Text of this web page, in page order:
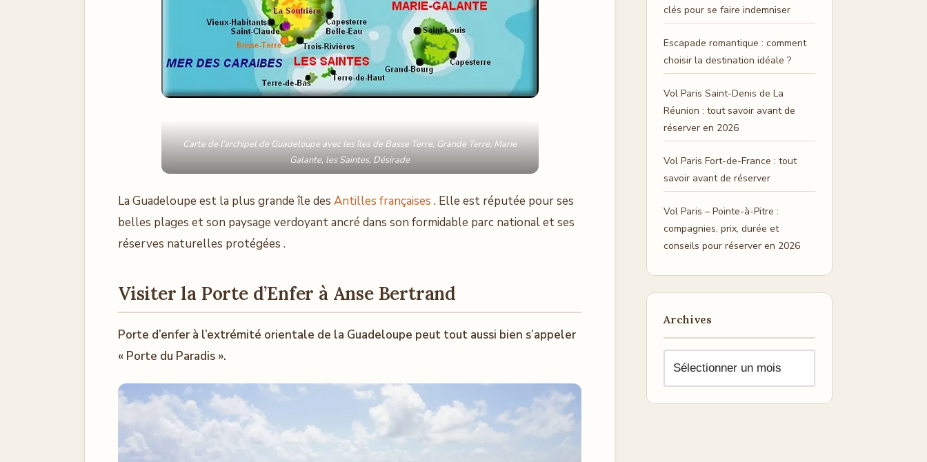
Carte de l’archipel de Guadeloupe avec les îles de Basse Terre, Grande Terre, Marie
Galante, les Saintes, Désirade
La Guadeloupe est la plus grande île des Antilles françaises . Elle est réputée pour ses
belles plages et son paysage verdoyant ancré dans son formidable parc national et ses
réserves naturelles protégées .
Visiter la Porte d’Enfer à Anse Bertrand
Porte d’enfer à l’extrémité orientale de la Guadeloupe peut tout aussi bien s’appeler
« Porte du Paradis ».
clés pour se faire indemniser
Escapade romantique : comment
choisir la destination idéale ?
Vol Paris Saint-Denis de La
Réunion : tout savoir avant de
réserver en 2026
Vol Paris Fort-de-France : tout
savoir avant de réserver
Vol Paris – Pointe-à-Pitre :
compagnies, prix, durée et
conseils pour réserver en 2026
Archives